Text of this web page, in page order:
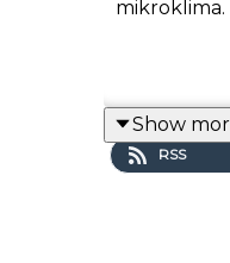
mikroklima.
Show
RSS